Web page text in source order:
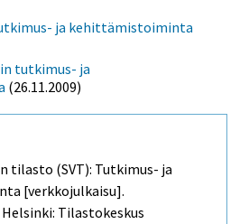
ja kehittämistoiminta
tutkimus- ja
(26.11.2009)
tilasto (SVT): Tutkimus- ja
[verkkojulkaisu].
Helsinki: Tilastokeskus